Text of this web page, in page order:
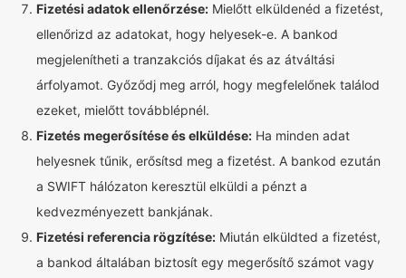
Fizetési adatok ellenőrzése: Mielőtt elküldenéd a fizetést,
ellenőrizd az adatokat, hogy helyesek-e. A bankod
megjelenítheti a tranzakciós díjakat és az átváltási
árfolyamot. Győződj meg arról, hogy megfelelőnek találod
ezeket, mielőtt továbblépnél.
Fizetés megerősítése és elküldése: Ha minden adat
helyesnek tűnik, erősítsd meg a fizetést. A bankod ezután
a SWIFT hálózaton keresztül elküldi a pénzt a
kedvezményezett bankjának.
Fizetési referencia rögzítése: Miután elküldted a fizetést,
a bankod általában biztosít egy megerősítő számot vagy